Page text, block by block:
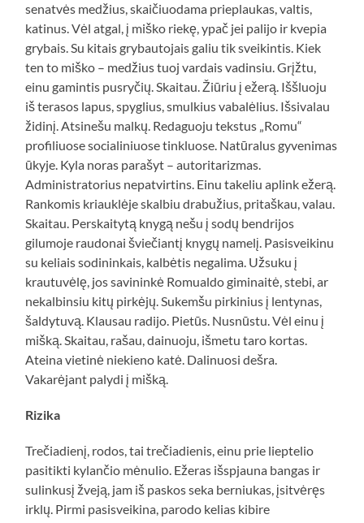
senatvės medžius, skaičiuodama prieplaukas, valtis,
katinus. Vėl atgal, į miško riekę, ypač jei palijo ir kvepia
grybais. Su kitais grybautojais galiu tik sveikintis. Kiek
ten to miško – medžius tuoj vardais vadinsiu. Grįžtu,
einu gamintis pusryčių. Skaitau. Žiūriu į ežerą. Iššluoju
iš terasos lapus, spyglius, smulkius vabalėlius. Išsivalau
židinį. Atsinešu malkų. Redaguoju tekstus „Romu“
profiliuose socialiniuose tinkluose. Natūralus gyvenimas
ūkyje. Kyla noras parašyt – autoritarizmas.
Administratorius nepatvirtins. Einu takeliu aplink ežerą.
Rankomis kriauklėje skalbiu drabužius, pritaškau, valau.
Skaitau. Perskaitytą knygą nešu į sodų bendrijos
gilumoje raudonai šviečiantį knygų namelį. Pasisveikinu
su keliais sodininkais, kalbėtis negalima. Užsuku į
krautuvėlę, jos savininkė Romualdo giminaitė, stebi, ar
nekalbinsiu kitų pirkėjų. Sukemšu pirkinius į lentynas,
šaldytuvą. Klausau radijo. Pietūs. Nusnūstu. Vėl einu į
mišką. Skaitau, rašau, dainuoju, išmetu taro kortas.
Ateina vietinė niekieno katė. Dalinuosi dešra.
Vakarėjant palydi į mišką.
Rizika
Trečiadienį, rodos, tai trečiadienis, einu prie lieptelio
pasitikti kylančio mėnulio. Ežeras išspjauna bangas ir
sulinkusį žveją, jam iš paskos seka berniukas, įsitvėręs
irklų. Pirmi pasisveikina, parodo kelias kibire